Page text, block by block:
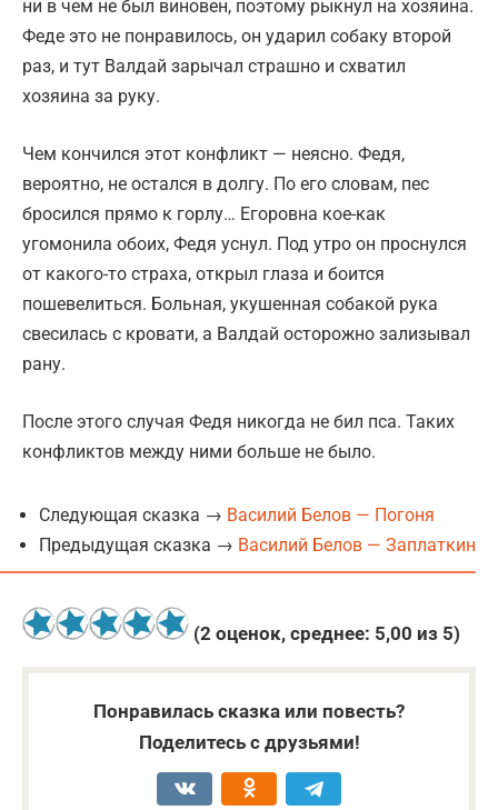
ни в чем не был виновен, поэтому рыкнул на хозяина.
Феде это не понравилось, он ударил собаку второй
раз, и тут Валдай зарычал страшно и схватил
хозяина за руку.
Чем кончился этот конфликт — неясно. Федя,
вероятно, не остался в долгу. По его словам, пес
бросился прямо к горлу… Егоровна кое-как
угомонила обоих, Федя уснул. Под утро он проснулся
от какого-то страха, открыл глаза и боится
пошевелиться. Больная, укушенная собакой рука
свесилась с кровати, а Валдай осторожно зализывал
рану.
После этого случая Федя никогда не бил пса. Таких
конфликтов между ними больше не было.
Следующая сказка → Василий Белов — Погоня
Предыдущая сказка → Василий Белов — Заплаткин
(2 оценок, среднее: 5,00 из 5)
Понравилась сказка или повесть?
Поделитесь с друзьями!